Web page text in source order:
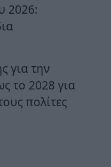
2026:
για την
το 2028 για
πολίτες